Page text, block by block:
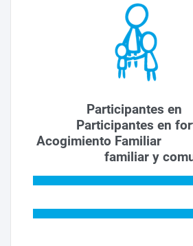
Participantes en
Acogimiento
familiar y